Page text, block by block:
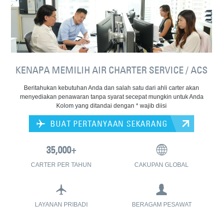
KENAPA MEMILIH AIR CHARTER SERVICE / ACS
Beritahukan kebutuhan Anda dan salah satu dari ahli carter akan
menyediakan penawaran tanpa syarat secepat mungkin untuk Anda
Kolom yang ditandai dengan * wajib diisi
BUAT PERTANYAAN SEKARANG
CARTER PER TAHUN CAKUPAN GLOBAL
LAYANAN PRIBADI BERAGAM PESAWAT